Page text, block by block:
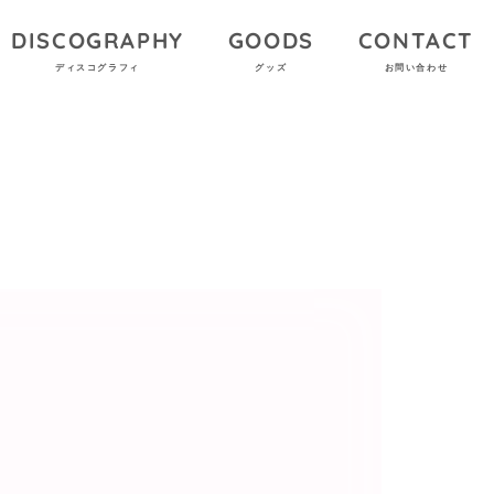
DISCOGRAPHY
ディスコグラフィ
GOODS
グッズ
CONTACT
お問い合わせ